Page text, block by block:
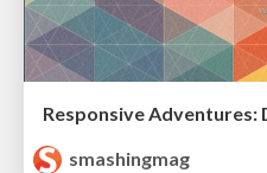
smashingmag